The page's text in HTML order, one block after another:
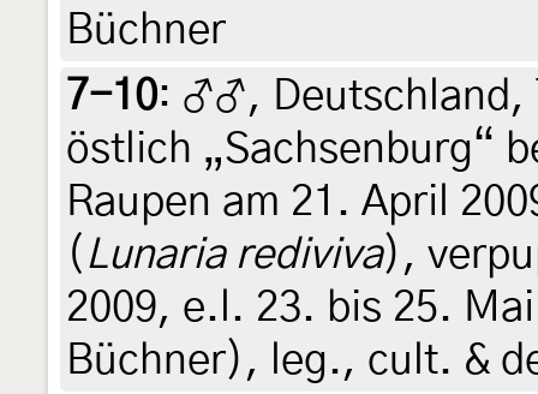
Büchner
7-10: ♂♂, Deutschland,
östlich „Sachsenburg“
Raupen am 21. April
( Lunaria rediviva),
2009, e.l. 23. bis 25.
Büchner), leg., cult. &